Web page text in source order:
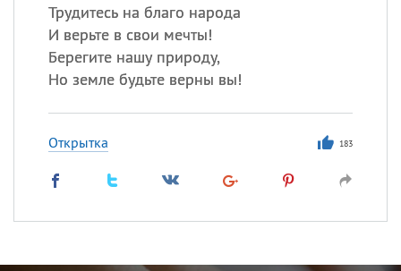
Трудитесь на благо народа
И верьте в свои мечты!
Берегите нашу природу,
Но земле будьте верны вы!
Открытка 183